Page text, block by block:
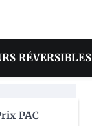
RÉVERSIBLES
PAC